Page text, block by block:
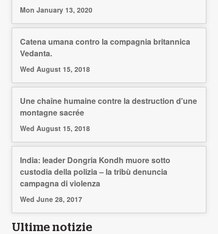
Mon January 13, 2020
Catena umana contro la compagnia britannica
Vedanta.
Wed August 15, 2018
Une chaîne humaine contre la destruction d'une
montagne sacrée
Wed August 15, 2018
India: leader Dongria Kondh muore sotto
custodia della polizia – la tribù denuncia
campagna di violenza
Wed June 28, 2017
Ultime notizie